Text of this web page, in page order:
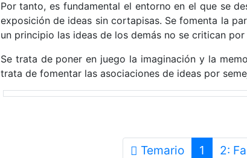
Por tanto, es fundamental el entorno en el que se
exposición de ideas sin cortapisas. Se fomenta la
un principio las ideas de los demás no se critican
Se trata de poner en juego la imaginación y la
trata de fomentar las asociaciones de ideas por
Temario 1 2: